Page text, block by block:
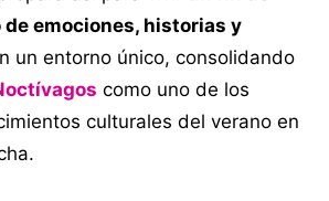
emociones, historias y
un entorno único, consolidando
como uno de los
culturales del verano en